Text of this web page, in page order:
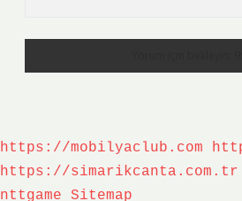
https://mobilyaclub.com
https://simarikcanta.com.tr
nttgame
Sitemap